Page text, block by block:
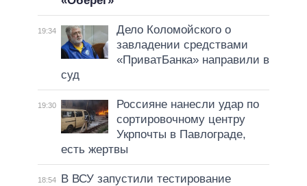
19:34
Дело Коломойского о
завладении средствами
«ПриватБанка» направили в
суд
19:30
Россияне нанесли удар по
сортировочному центру
Укрпочты в Павлограде,
есть жертвы
18:54
В ВСУ запустили тестирование